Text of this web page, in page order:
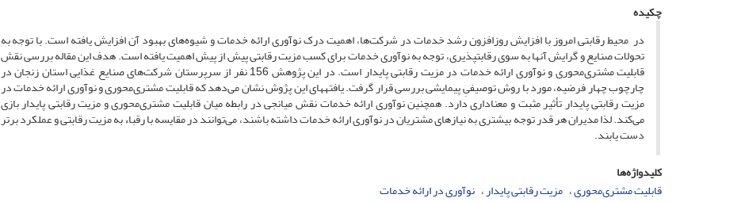
چکیده
در محیط رقابتی امروز با افزایش روزافزون رشد خدمات در شرکت‌ها، اهمیت درک نوآوری ارائه خدمات و شیوه‎‌های بهبود آن افزایش یافته است. با توجه به
تحولات صنایع و گرایش آن­ها به سوی رقابت­پذیری، توجه به نوآوری خدمات برای کسب مزیت رقابتی پیش از پیش اهمیت یافته است. هدف این مقاله بررسی نقش
قابلیت مشتری‌محوری و نوآوری ارائه خدمات در مزیت رقابتی پایدار ‌است. در این پژوهش 156 نفر از سرپرستان شرکت‌های صنایع غذایی استان زنجان در
چارچوب چهار فرضیه، مورد با روش توصیفیِ پیمایشی بررسی قرار گرفت. یافته‏های این پژوش نشان می‌دهد که قابلیت مشتری‌محوری و نوآوری ارائه خدمات در
مزیت رقابتی پایدار تأثیر مثبت و معناداری دارد. همچنین نوآوری ارائه خدمات نقش میانجی در رابطه میان قابلیت مشتری‌محوری و مزیت رقابتی پایدار بازی
می‌کند. لذا مدیران هر قدر توجه بیشتری به نیازهای مشتریان در نوآوری ارائه خدمات داشته باشند، می‌توانند در مقایسه با رقباء به مزیت رقابتی و عملکرد برتر
دست یابند.
کلیدواژه‌ها
قابلیت مشتری‌محوری مزیت رقابتی ‌پایدار نوآوری در ارائه خدمات